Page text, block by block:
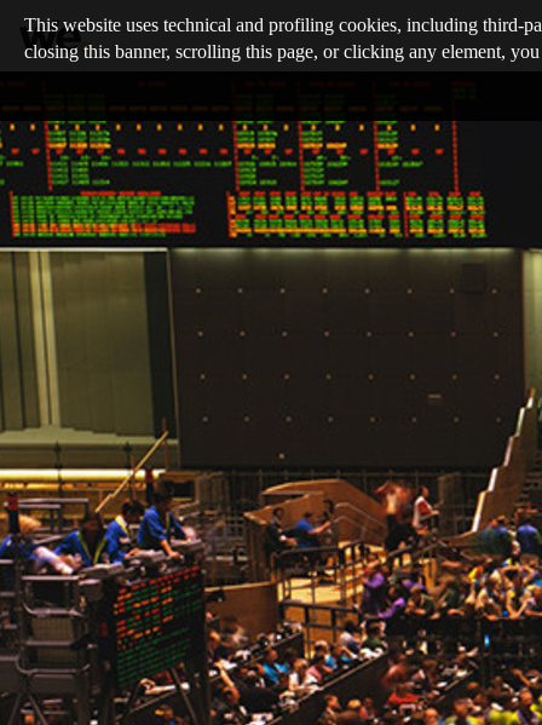
This website uses technical and profiling cookies, including third-
closing this banner, scrolling this page, or clicking any element,